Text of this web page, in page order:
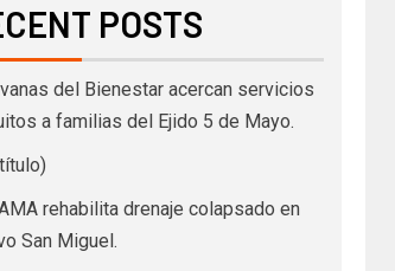
POSTS
del Bienestar acercan servicios
a familias del Ejido 5 de Mayo.
rehabilita drenaje colapsado en
San Miguel.